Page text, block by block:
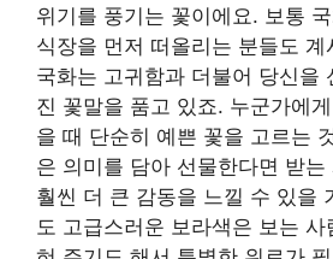
위기를 풍기는 꽃이에요. 보통
식장을 먼저 떠올리는 분들도 계
국화는 고귀함과 더불어 당신을
진 꽃말을 품고 있죠. 누군가에
을 때 단순히 예쁜 꽃을 고르는
은 의미를 담아 선물한다면 받는
훨씬 더 큰 감동을 느낄 수 있을
도 고급스러운 보라색은 보는